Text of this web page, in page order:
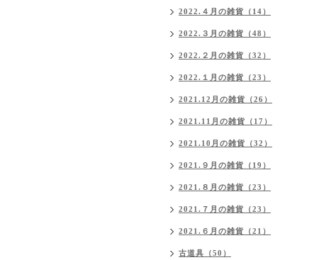
2022.４月の雑貨（14）
2022.３月の雑貨（48）
2022.２月の雑貨（32）
2022.１月の雑貨（23）
2021.12月の雑貨（26）
2021.11月の雑貨（17）
2021.10月の雑貨（32）
2021.９月の雑貨（19）
2021.８月の雑貨（23）
2021.７月の雑貨（23）
2021.６月の雑貨（21）
古道具（50）